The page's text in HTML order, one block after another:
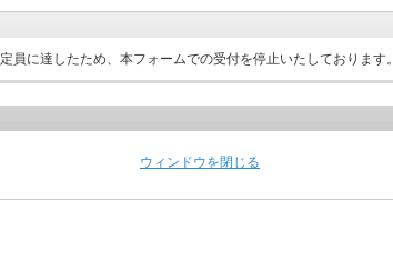
定員に達したため、本フォームでの受付を停止いたしております。
ウィンドウを閉じる